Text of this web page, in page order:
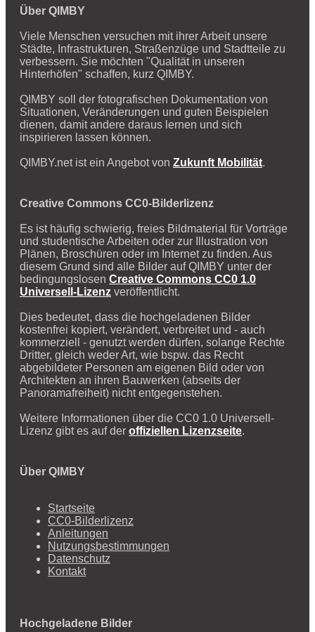
Über QIMBY
Viele Menschen versuchen mit ihrer Arbeit unsere
Städte, Infrastrukturen, Straßenzüge und Stadtteile zu
verbessern. Sie möchten "Qualität in unseren
Hinterhöfen" schaffen, kurz QIMBY.
QIMBY soll der fotografischen Dokumentation von
Situationen, Veränderungen und guten Beispielen
dienen, damit andere daraus lernen und sich
inspirieren lassen können.
QIMBY.net ist ein Angebot von Zukunft Mobilität.
Creative Commons CC0-Bilderlizenz
Es ist häufig schwierig, freies Bildmaterial für Vorträge
und studentische Arbeiten oder zur Illustration von
Plänen, Broschüren oder im Internet zu finden. Aus
diesem Grund sind alle Bilder auf QIMBY unter der
bedingungslosen Creative Commons CC0 1.0
Universell-Lizenz veröffentlicht.
Dies bedeutet, dass die hochgeladenen Bilder
kostenfrei kopiert, verändert, verbreitet und - auch
kommerziell - genutzt werden dürfen, solange Rechte
Dritter, gleich weder Art, wie bspw. das Recht
abgebildeter Personen am eigenen Bild oder von
Architekten an ihren Bauwerken (abseits der
Panoramafreiheit) nicht entgegenstehen.
Weitere Informationen über die CC0 1.0 Universell-
Lizenz gibt es auf der offiziellen Lizenzseite.
Über QIMBY
Startseite
CC0-Bilderlizenz
Anleitungen
Nutzungsbestimmungen
Datenschutz
Kontakt
Hochgeladene Bilder